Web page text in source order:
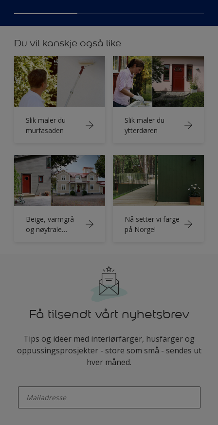
Du vil kanskje også like
Slik maler du
murfasaden
Slik maler du
ytterdøren
Beige, varmgrå
og nøytrale
Nå setter vi farge
på Norge!
Få tilsendt vårt nyhetsbrev
Tips og ideer med interiørfarger, husfarger og
oppussingsprosjekter - store som små - sendes ut
hver måned.